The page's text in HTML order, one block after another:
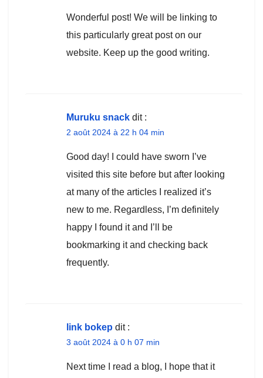
Wonderful post! We will be linking to
this particularly great post on our
website. Keep up the good writing.
Muruku snack dit :
2 août 2024 à 22 h 04 min
Good day! I could have sworn I’ve
visited this site before but after looking
at many of the articles I realized it’s
new to me. Regardless, I’m definitely
happy I found it and I’ll be
bookmarking it and checking back
frequently.
link bokep dit :
3 août 2024 à 0 h 07 min
Next time I read a blog, I hope that it